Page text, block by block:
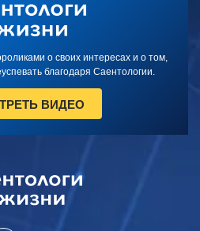
о своих интересах и о том,
благодаря Саентологии.
ВИДЕО